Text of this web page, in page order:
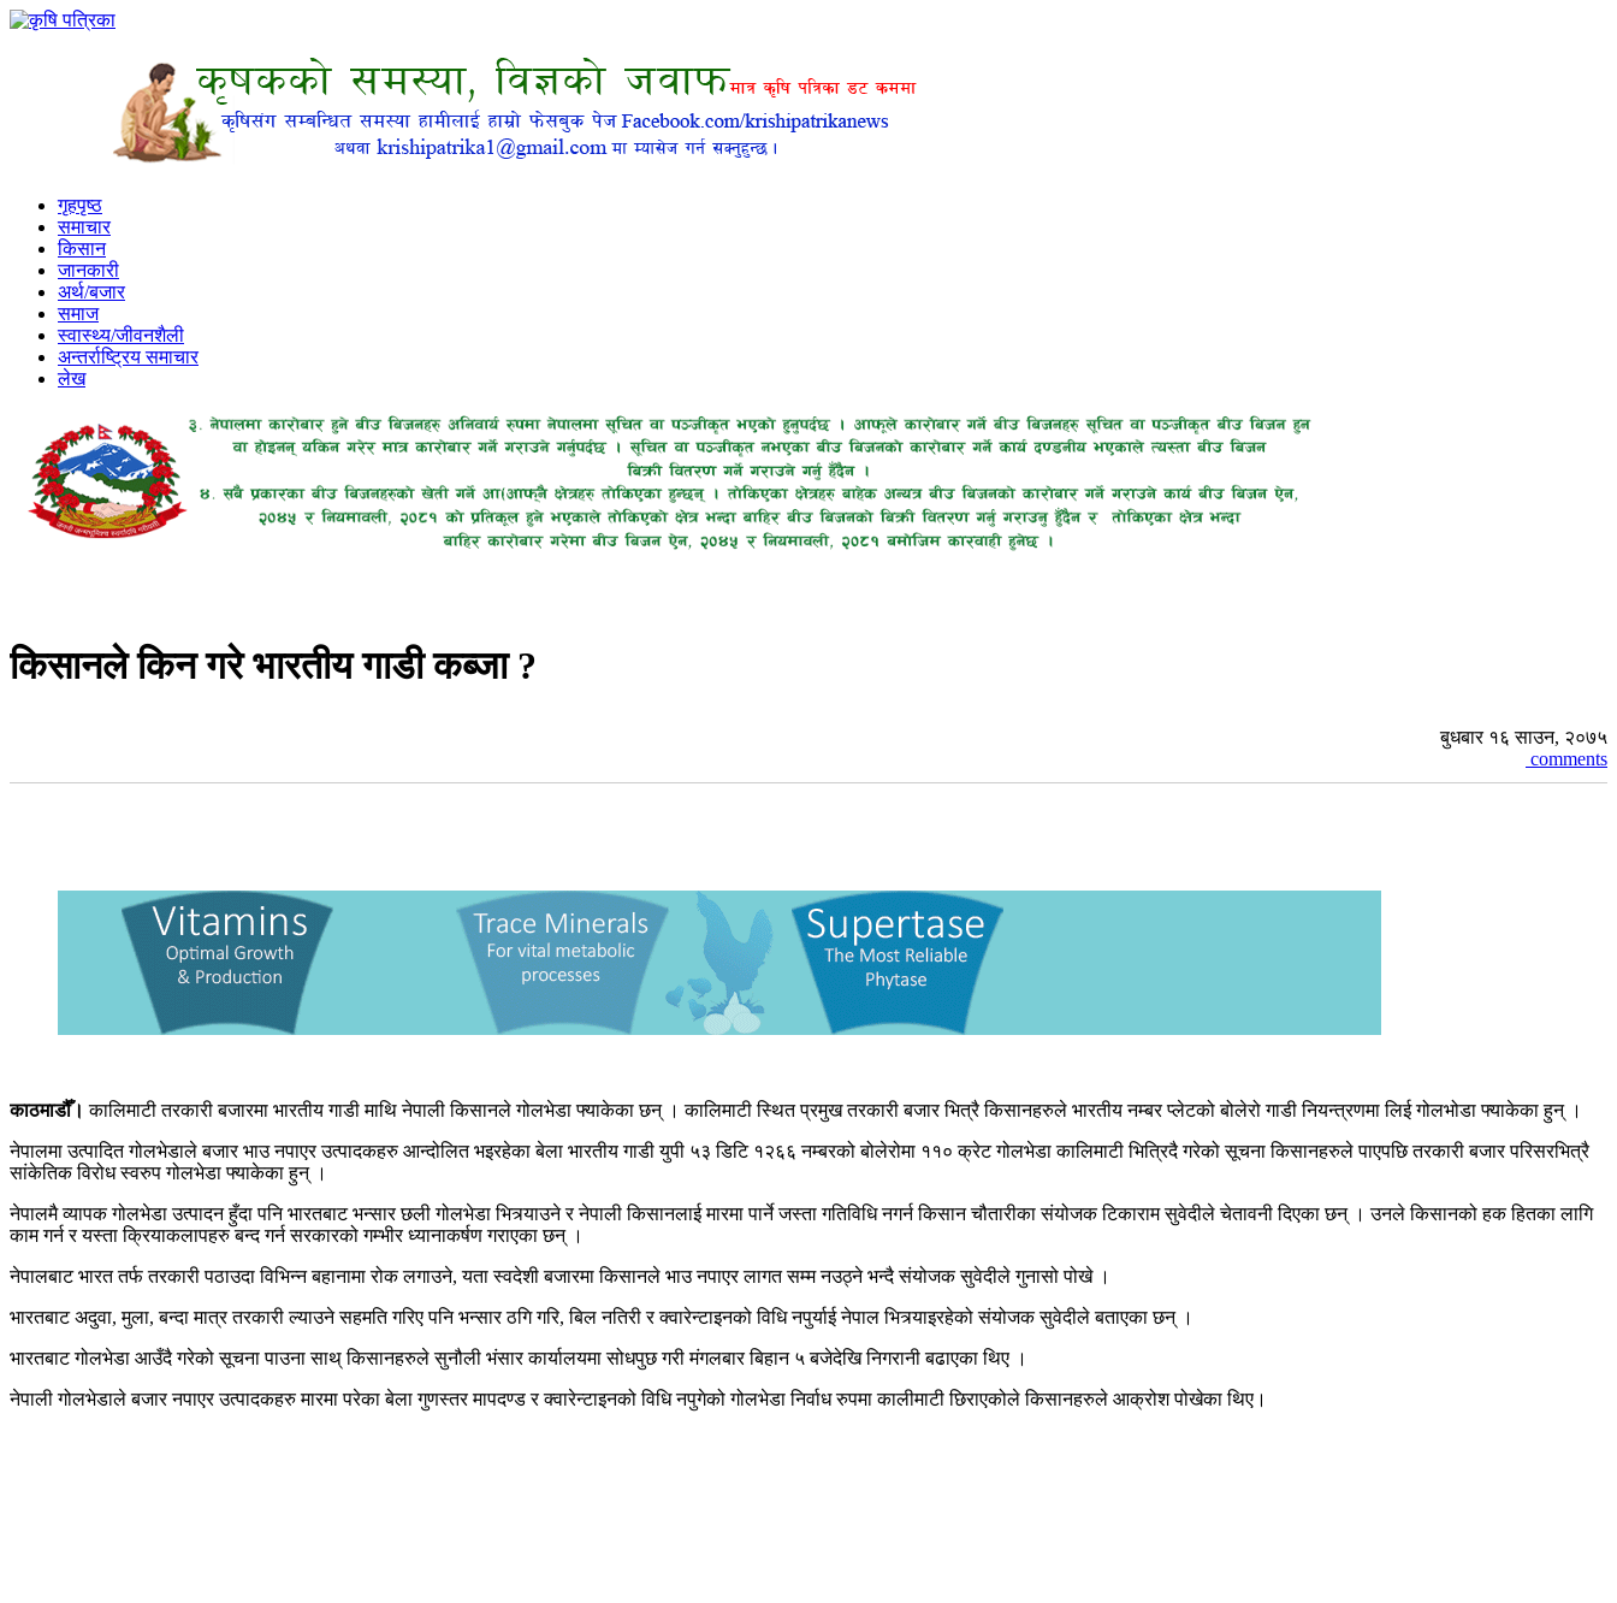
गृहपृष्ठ
समाचार
किसान
जानकारी
अर्थ/बजार
समाज
स्वास्थ्य/जीवनशैली
अन्तर्राष्ट्रिय समाचार
लेख
किसानले किन गरे भारतीय गाडी कब्जा ?
बुधबार १६ साउन, २०७५
comments
काठमाडौँ। कालिमाटी तरकारी बजारमा भारतीय गाडी माथि नेपाली किसानले गोलभेडा फ्याकेका छन् । कालिमाटी स्थित प्रमुख तरकारी बजार भित्रै किसानहरुले भारतीय नम्बर प्लेटको बोलेरो गाडी नियन्त्रणमा लिई गोलभोडा फ्याकेका हुन् ।
नेपालमा उत्पादित गोलभेडाले बजार भाउ नपाएर उत्पादकहरु आन्दोलित भइरहेका बेला भारतीय गाडी युपी ५३ डिटि १२६६ नम्बरको बोलेरोमा ११० क्रेट गोलभेडा कालिमाटी भित्रिदै गरेको सूचना किसानहरुले पाएपछि तरकारी बजार परिसरभित्रै
सांकेतिक विरोध स्वरुप गोलभेडा फ्याकेका हुन् ।
नेपालमै व्यापक गोलभेडा उत्पादन हुँदा पनि भारतबाट भन्सार छली गोलभेडा भित्र्याउने र नेपाली किसानलाई मारमा पार्ने जस्ता गतिविधि नगर्न किसान चौतारीका संयोजक टिकाराम सुवेदीले चेतावनी दिएका छन् । उनले किसानको हक हितका लागि
काम गर्न र यस्ता क्रियाकलापहरु बन्द गर्न सरकारको गम्भीर ध्यानाकर्षण गराएका छन् ।
नेपालबाट भारत तर्फ तरकारी पठाउदा विभिन्न बहानामा रोक लगाउने, यता स्वदेशी बजारमा किसानले भाउ नपाएर लागत सम्म नउठ्ने भन्दै संयोजक सुवेदीले गुनासो पोखे ।
भारतबाट अदुवा, मुला, बन्दा मात्र तरकारी ल्याउने सहमति गरिए पनि भन्सार ठगि गरि, बिल नतिरी र क्वारेन्टाइनको विधि नपुर्याई नेपाल भित्र्याइरहेको संयोजक सुवेदीले बताएका छन् ।
भारतबाट गोलभेडा आउँदै गरेको सूचना पाउना साथ् किसानहरुले सुनौली भंसार कार्यालयमा सोधपुछ गरी मंगलबार बिहान ५ बजेदेखि निगरानी बढाएका थिए ।
नेपाली गोलभेडाले बजार नपाएर उत्पादकहरु मारमा परेका बेला गुणस्तर मापदण्ड र क्वारेन्टाइनको विधि नपुगेको गोलभेडा निर्वाध रुपमा कालीमाटी छिराएकोले किसानहरुले आक्रोश पोखेका थिए।